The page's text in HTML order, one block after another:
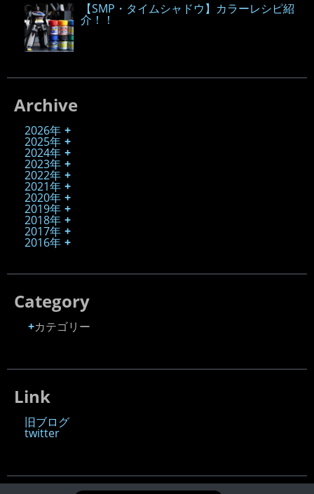
【SMP・タイムシャドウ】カラーレシピ紹
介！！
Archive
2026年
2025年
2024年
2023年
2022年
2021年
2020年
2019年
2018年
2017年
2016年
Category
カテゴリー
Link
旧ブログ
twitter